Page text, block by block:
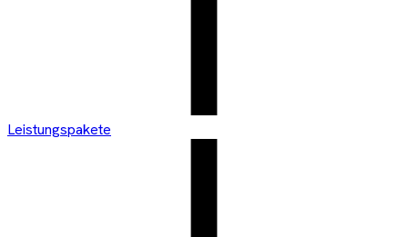
Leistungspakete